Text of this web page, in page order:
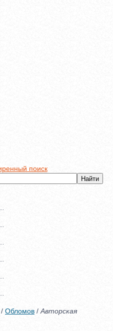
поиск
/ Обломов / Авторская